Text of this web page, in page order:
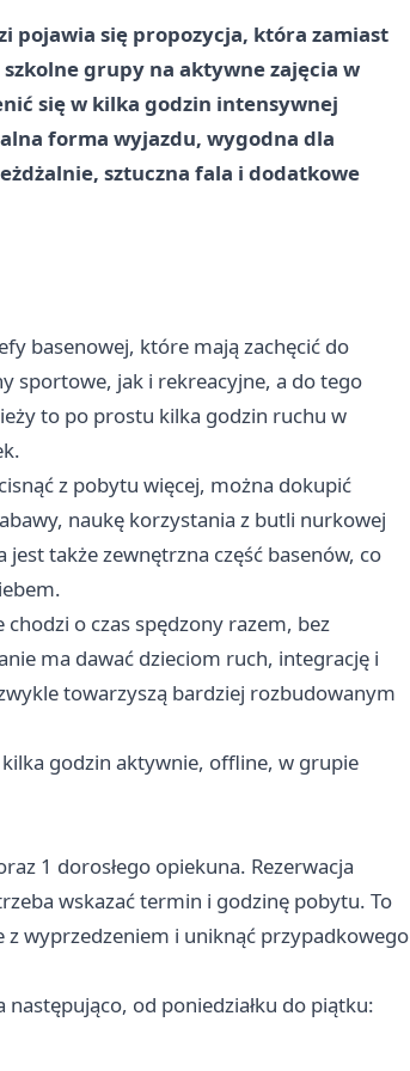
pojawia się propozycja, która zamiast
grupy na aktywne zajęcia w
się w kilka godzin intensywnej
forma wyjazdu, wygodna dla
sztuczna fala i dodatkowe
basenowej, które mają zachęcić do
sportowe, jak i rekreacyjne, a do tego
to po prostu kilka godzin ruchu w
z pobytu więcej, można dokupić
naukę korzystania z butli nurkowej
jest także zewnętrzna część basenów, co
o czas spędzony razem, bez
ma dawać dzieciom ruch, integrację i
towarzyszą bardziej rozbudowanym
kilka godzin aktywnie, offline, w grupie
1 dorosłego opiekuna. Rezerwacja
wskazać termin i godzinę pobytu. To
z wyprzedzeniem i uniknąć przypadkowego
od poniedziałku do piątku: